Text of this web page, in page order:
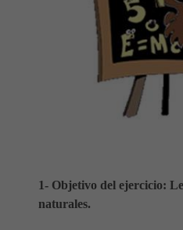
1- Objetivo del ejercicio:
naturales.